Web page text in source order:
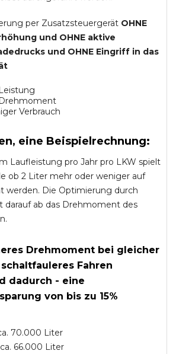
per Zusatzsteuergerät OHNE
und OHNE aktive
und OHNE Eingriff in das
Verbrauch
eine Beispielrechnung:
Laufleistung pro Jahr pro LKW spielt
ob 2 Liter mehr oder weniger auf
werden. Die Optimierung durch
darauf ab das Drehmoment des
Drehmoment bei gleicher
Fahren
dadurch - eine
von bis zu 15%
70.000 Liter
66.000 Liter